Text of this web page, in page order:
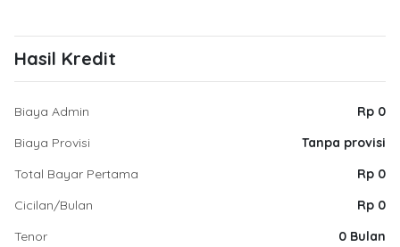
Hasil Kredit
Biaya Admin
Rp 0
Biaya Provisi
Tanpa provisi
Total Bayar Pertama
Rp 0
Cicilan/Bulan
Rp 0
Tenor
0 Bulan